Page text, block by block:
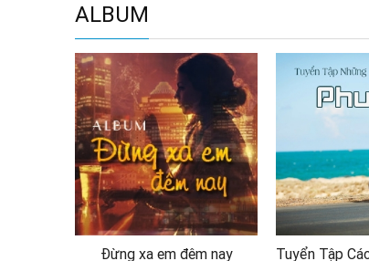
ALBUM
Đừng xa em đêm nay